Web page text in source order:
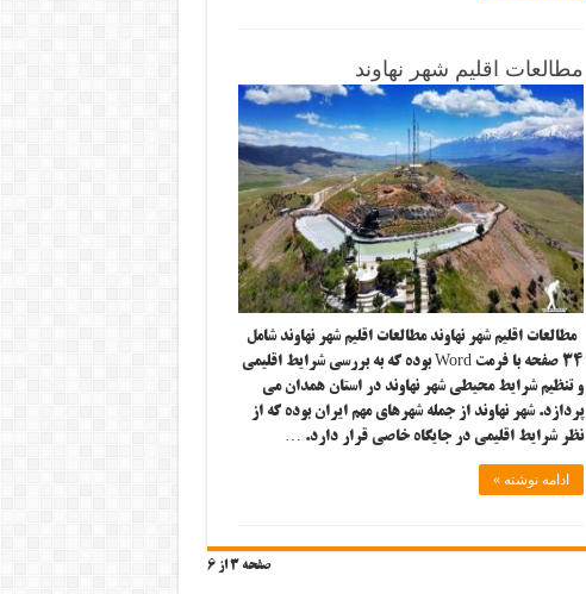
مطالعات اقلیم شهر نهاوند
مطالعات اقلیم شهر نهاوند مطالعات اقلیم شهر نهاوند شامل
۳۴ صفحه با فرمت Word بوده که به بررسی شرایط اقلیمی
و تنظیم شرایط محیطی شهر نهاوند در استان همدان می
پردازد. شهر نهاوند از جمله شهرهای مهم ایران بوده که از
نظر شرایط اقلیمی در جایگاه خاصی قرار دارد. …
ادامه نوشته »
صفحه 3 از 6